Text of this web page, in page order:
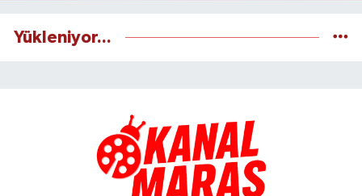
Yükleniyor...